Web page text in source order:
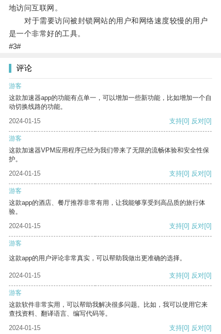
地访问互联网。
对于需要访问被封锁网站的用户和网络速度较慢的用户
是一个非常好的工具。
#3#
评论
游客
这款加速器app的功能有点单一，可以增加一些新功能，比如增加一个自
动切换线路的功能。
2024-01-15
支持[0] 反对[0]
游客
这款加速器VPM应用程序已经为我们带来了无限的流畅体验和安全性保
护。
2024-01-15
支持[0] 反对[0]
游客
这款app的酒店、餐厅推荐非常有用，让我能够享受到高品质的旅行体
验。
2024-01-15
支持[0] 反对[0]
游客
这款app的用户评论非常真实，可以帮助我做出更准确的选择。
2024-01-15 支持[0] 反对[0]
游客
这款软件非常实用，可以帮助我解决很多问题。比如，我可以使用它来
查找资料、翻译语言、编写代码等。
2024-01-15
支持[0] 反对[0]